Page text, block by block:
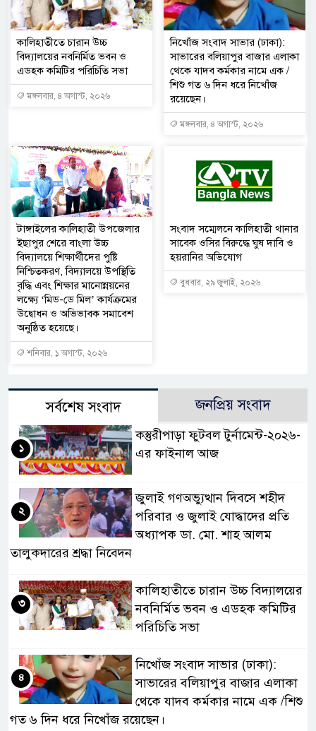
কালিহাতীতে চারান উচ্চ
বিদ্যালয়ের নবনির্মিত ভবন ও
এডহক কমিটির পরিচিতি সভা
মঙ্গলবার, ৪ অগাস্ট, ২০২৬
নিখোঁজ সংবাদ সাভার (ঢাকা):
সাভারের বলিয়াপুর বাজার এলাকা
থেকে যাদব কর্মকার নামে এক /
শিশু গত ৬ দিন ধরে নিখোঁজ
রয়েছেন।
মঙ্গলবার, ৪ অগাস্ট, ২০২৬
টাঙ্গাইলের কালিহাতী উপজেলার
ইছাপুর শেরে বাংলা উচ্চ
বিদ্যালয়ে শিক্ষার্থীদের পুষ্টি
নিশ্চিতকরণ, বিদ্যালয়ে উপস্থিতি
বৃদ্ধি এবং শিক্ষার মানোন্নয়নের
লক্ষ্যে ‘মিড-ডে মিল’ কার্যক্রমের
উদ্বোধন ও অভিভাবক সমাবেশ
অনুষ্ঠিত হয়েছে।
শনিবার, ১ অগাস্ট, ২০২৬
সংবাদ সম্মেলনে কালিহাতী থানার
সাবেক ওসির বিরুদ্ধে ঘুষ দাবি ও
হয়রানির অভিযোগ
বুধবার, ২৯ জুলাই, ২০২৬
সর্বশেষ সংবাদ জনপ্রিয় সংবাদ
কস্তুরীপাড়া ফুটবল টুর্নামেন্ট-২০২৬-
এর ফাইনাল আজ
১
জুলাই গণঅভ্যুত্থান দিবসে শহীদ
পরিবার ও জুলাই যোদ্ধাদের প্রতি
অধ্যাপক ডা. মো. শাহ আলম
তালুকদারের শ্রদ্ধা নিবেদন
২
কালিহাতীতে চারান উচ্চ বিদ্যালয়ের
নবনির্মিত ভবন ও এডহক কমিটির
পরিচিতি সভা
৩
নিখোঁজ সংবাদ সাভার (ঢাকা):
সাভারের বলিয়াপুর বাজার এলাকা
থেকে যাদব কর্মকার নামে এক /শিশু
গত ৬ দিন ধরে নিখোঁজ রয়েছেন।
৪